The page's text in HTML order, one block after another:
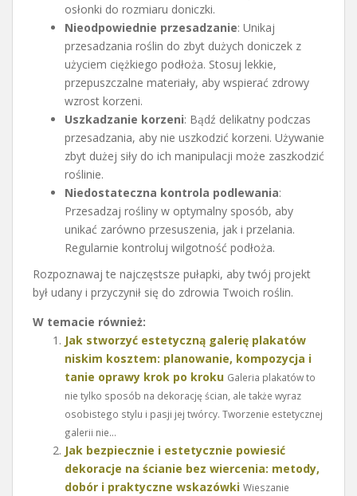
osłonki do rozmiaru doniczki.
Nieodpowiednie przesadzanie: Unikaj
przesadzania roślin do zbyt dużych doniczek z
użyciem ciężkiego podłoża. Stosuj lekkie,
przepuszczalne materiały, aby wspierać zdrowy
wzrost korzeni.
Uszkadzanie korzeni: Bądź delikatny podczas
przesadzania, aby nie uszkodzić korzeni. Używanie
zbyt dużej siły do ich manipulacji może zaszkodzić
roślinie.
Niedostateczna kontrola podlewania:
Przesadzaj rośliny w optymalny sposób, aby
unikać zarówno przesuszenia, jak i przelania.
Regularnie kontroluj wilgotność podłoża.
Rozpoznawaj te najczęstsze pułapki, aby twój projekt
był udany i przyczynił się do zdrowia Twoich roślin.
W temacie również:
Jak stworzyć estetyczną galerię plakatów
niskim kosztem: planowanie, kompozycja i
tanie oprawy krok po kroku Galeria plakatów to
nie tylko sposób na dekorację ścian, ale także wyraz
osobistego stylu i pasji jej twórcy. Tworzenie estetycznej
galerii nie...
Jak bezpiecznie i estetycznie powiesić
dekoracje na ścianie bez wiercenia: metody,
dobór i praktyczne wskazówki Wieszanie